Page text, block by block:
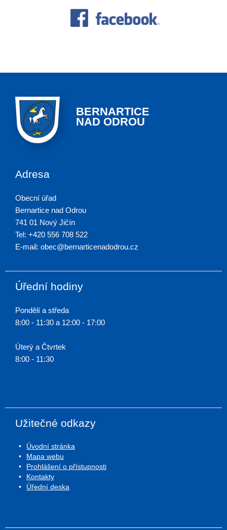
BERNARTICE
NAD ODROU
Adresa
Obecní úřad
Bernartice nad Odrou
741 01 Nový Jičín
Tel: +420 556 708 522
E-mail: obec@bernarticenadodrou.cz
Úřední hodiny
Pondělí a středa
8:00 - 11:30 a 12:00 - 17:00
Úterý a Čtvrtek
8:00 - 11:30
Užitečné odkazy
Úvodní stránka
Mapa webu
Prohlášení o přístupnosti
Kontakty
Úřední deska